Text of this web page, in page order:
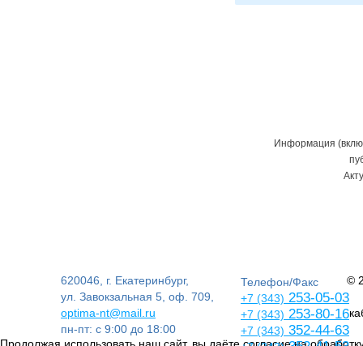
Информация
620046, г. Екатеринбург,
ул. Завокзальная 5, оф. 709,
optima-nt@mail.ru
пн-пт: с 9:00 до 18:00
Телефон/Факс
+7 (343) 253-05-03
+7 (343) 253-80-16
+7 (343) 352-44-63
©